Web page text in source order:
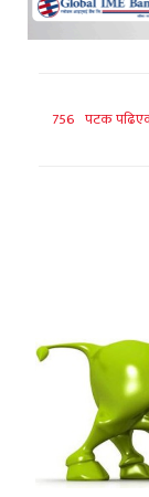
756 पटक